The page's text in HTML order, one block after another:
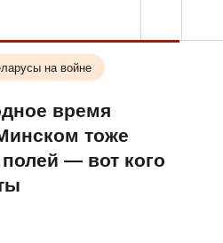
на войне
время
тоже
— вот кого